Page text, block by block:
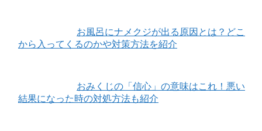
お風呂にナメクジが出る原因とは？どこ
から入ってくるのかや対策方法を紹介
おみくじの「信心」の意味はこれ！悪い
結果になった時の対処方法も紹介